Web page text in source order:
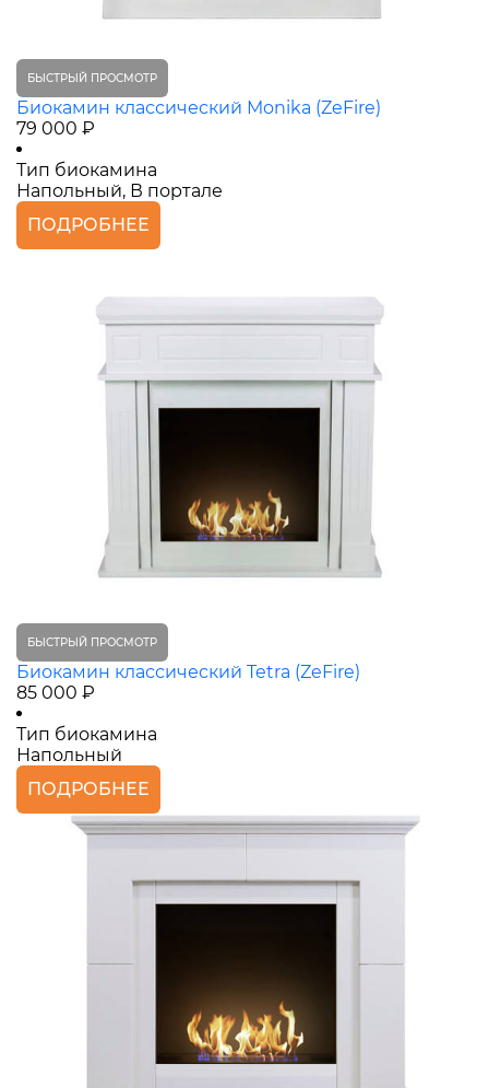
БЫСТРЫЙ ПРОСМОТР
Биокамин классический Monika (ZeFire)
79 000 ₽
Тип биокамина
Напольный, В портале
ПОДРОБНЕЕ
БЫСТРЫЙ ПРОСМОТР
Биокамин классический Tetra (ZeFire)
85 000 ₽
Тип биокамина
Напольный
ПОДРОБНЕЕ